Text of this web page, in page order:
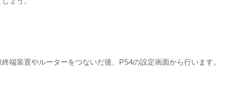
端装置やルーターをつないだ後、PS4の設定画面から行います。